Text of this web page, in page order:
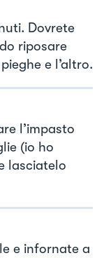
Dovrete
riposare
e l’altro.
l’impasto
(io ho
lasciatelo
e infornate a